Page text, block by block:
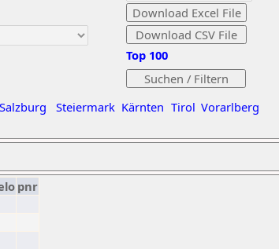
Salzburg Steiermark Kärnten Tirol Vorarlberg
Top 100
pnr